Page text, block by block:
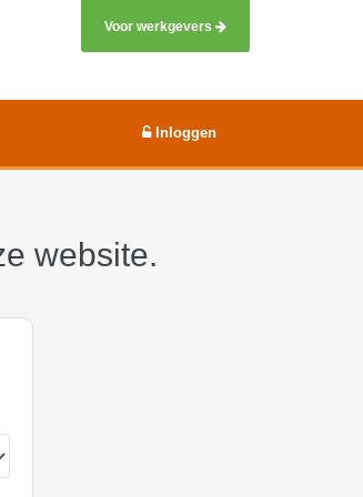
Voor werkgevers
Inloggen
website.